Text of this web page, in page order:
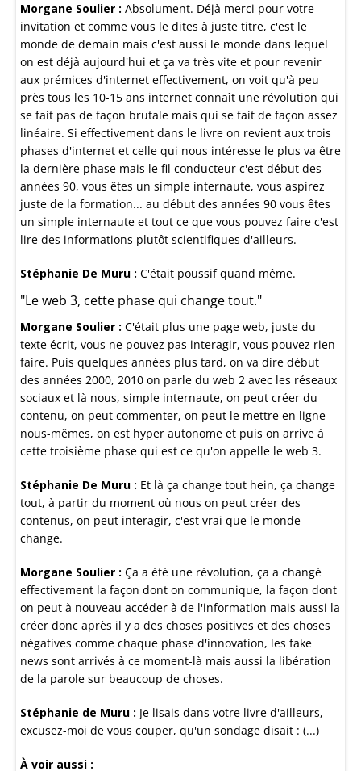
Morgane Soulier : Absolument. Déjà merci pour votre
invitation et comme vous le dites à juste titre, c'est le
monde de demain mais c'est aussi le monde dans lequel
on est déjà aujourd'hui et ça va très vite et pour revenir
aux prémices d'internet effectivement, on voit qu'à peu
près tous les 10-15 ans internet connaît une révolution qui
se fait pas de façon brutale mais qui se fait de façon assez
linéaire. Si effectivement dans le livre on revient aux trois
phases d'internet et celle qui nous intéresse le plus va être
la dernière phase mais le fil conducteur c'est début des
années 90, vous êtes un simple internaute, vous aspirez
juste de la formation... au début des années 90 vous êtes
un simple internaute et tout ce que vous pouvez faire c'est
lire des informations plutôt scientifiques d'ailleurs.
Stéphanie De Muru : C'était poussif quand même.
"Le web 3, cette phase qui change tout."
Morgane Soulier : C'était plus une page web, juste du
texte écrit, vous ne pouvez pas interagir, vous pouvez rien
faire. Puis quelques années plus tard, on va dire début
des années 2000, 2010 on parle du web 2 avec les réseaux
sociaux et là nous, simple internaute, on peut créer du
contenu, on peut commenter, on peut le mettre en ligne
nous-mêmes, on est hyper autonome et puis on arrive à
cette troisième phase qui est ce qu'on appelle le web 3.
Stéphanie De Muru : Et là ça change tout hein, ça change
tout, à partir du moment où nous on peut créer des
contenus, on peut interagir, c'est vrai que le monde
change.
Morgane Soulier : Ça a été une révolution, ça a changé
effectivement la façon dont on communique, la façon dont
on peut à nouveau accéder à de l'information mais aussi la
créer donc après il y a des choses positives et des choses
négatives comme chaque phase d'innovation, les fake
news sont arrivés à ce moment-là mais aussi la libération
de la parole sur beaucoup de choses.
Stéphanie de Muru : Je lisais dans votre livre d'ailleurs,
excusez-moi de vous couper, qu'un sondage disait : (...)
À voir aussi :